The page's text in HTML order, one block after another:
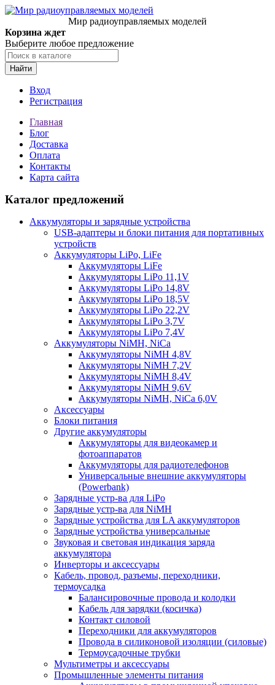
Мир радиоуправляемых моделей
Корзина ждет
Выберите любое предложение
Найти
Вход
Регистрация
Главная
Блог
Доставка
Оплата
Контакты
Карта сайта
Каталог предложений
Аккумуляторы и зарядные устройства
USB-адаптеры и блоки питания для портативных
устройств
Аккумуляторы LiPo, LiFe
Аккумуляторы LiFe
Аккумуляторы LiPo 11,1V
Аккумуляторы LiPo 14,8V
Аккумуляторы LiPo 18,5V
Аккумуляторы LiPo 22,2V
Аккумуляторы LiPo 3,7V
Аккумуляторы LiPo 7,4V
Аккумуляторы NiMH, NiCa
Аккумуляторы NiMH 4,8V
Аккумуляторы NiMH 7,2V
Аккумуляторы NiMH 8,4V
Аккумуляторы NiMH 9,6V
Аккумуляторы NiMH, NiCa 6,0V
Аксессуары
Блоки питания
Другие аккумуляторы
Аккумуляторы для видеокамер и
фотоаппаратов
Аккумуляторы для радиотелефонов
Универсальные внешние аккумуляторы
(Powerbank)
Зарядные устр-ва для LiPo
Зарядные устр-ва для NiMH
Зарядные устройства для LA аккумуляторов
Зарядные устройства универсальные
Звуковая и световая индикация заряда
аккумулятора
Инверторы и аксессуары
Кабель, провод, разъемы, переходники,
термоусадка
Балансировочные провода и колодки
Кабель для зарядки (косичка)
Контакт силовой
Переходники для аккумуляторов
Провода в силиконовой изоляции (силовые)
Термоусадочные трубки
Мультиметры и аксессуары
Промышленные элементы питания